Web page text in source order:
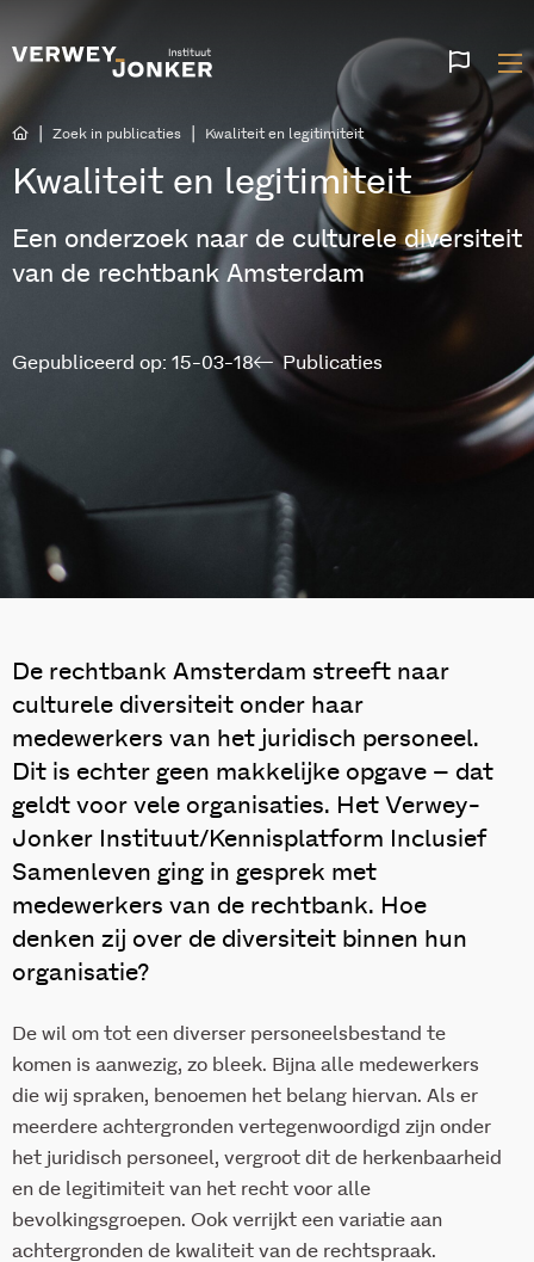
talen
Zoek in publicaties Kwaliteit en legitimiteit
Kwaliteit en legitimiteit
Een onderzoek naar de culturele diversiteit
van de rechtbank Amsterdam
Publicaties
Gepubliceerd op: 15-03-18
De rechtbank Amsterdam streeft naar
culturele diversiteit onder haar
medewerkers van het juridisch personeel.
Dit is echter geen makkelijke opgave – dat
geldt voor vele organisaties. Het Verwey-
Jonker Instituut/Kennisplatform Inclusief
Samenleven ging in gesprek met
medewerkers van de rechtbank. Hoe
denken zij over de diversiteit binnen hun
organisatie?
De wil om tot een diverser personeelsbestand te
komen is aanwezig, zo bleek. Bijna alle medewerkers
die wij spraken, benoemen het belang hiervan. Als er
meerdere achtergronden vertegenwoordigd zijn onder
het juridisch personeel, vergroot dit de herkenbaarheid
en de legitimiteit van het recht voor alle
bevolkingsgroepen. Ook verrijkt een variatie aan
achtergronden de kwaliteit van de rechtspraak.